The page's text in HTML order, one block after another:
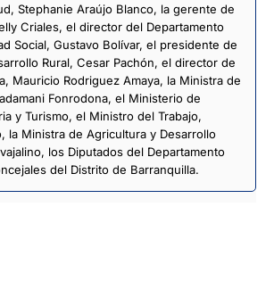
Stephanie Araújo Blanco, la gerente de
Criales, el director del Departamento
Social, Gustavo Bolívar, el presidente de
Rural, Cesar Pachón, el director de
Mauricio Rodriguez Amaya, la Ministra de
Fonrodona, el Ministerio de
y Turismo, el Ministro del Trabajo,
la Ministra de Agricultura y Desarrollo
los Diputados del Departamento
del Distrito de Barranquilla.